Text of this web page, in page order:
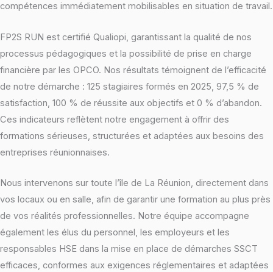
compétences immédiatement mobilisables en situation de travail.
FP2S RUN est certifié Qualiopi, garantissant la qualité de nos
processus pédagogiques et la possibilité de prise en charge
financière par les OPCO. Nos résultats témoignent de l’efficacité
de notre démarche : 125 stagiaires formés en 2025, 97,5 % de
satisfaction, 100 % de réussite aux objectifs et 0 % d’abandon.
Ces indicateurs reflètent notre engagement à offrir des
formations sérieuses, structurées et adaptées aux besoins des
entreprises réunionnaises.
Nous intervenons sur toute l’île de La Réunion, directement dans
vos locaux ou en salle, afin de garantir une formation au plus près
de vos réalités professionnelles. Notre équipe accompagne
également les élus du personnel, les employeurs et les
responsables HSE dans la mise en place de démarches SSCT
efficaces, conformes aux exigences réglementaires et adaptées